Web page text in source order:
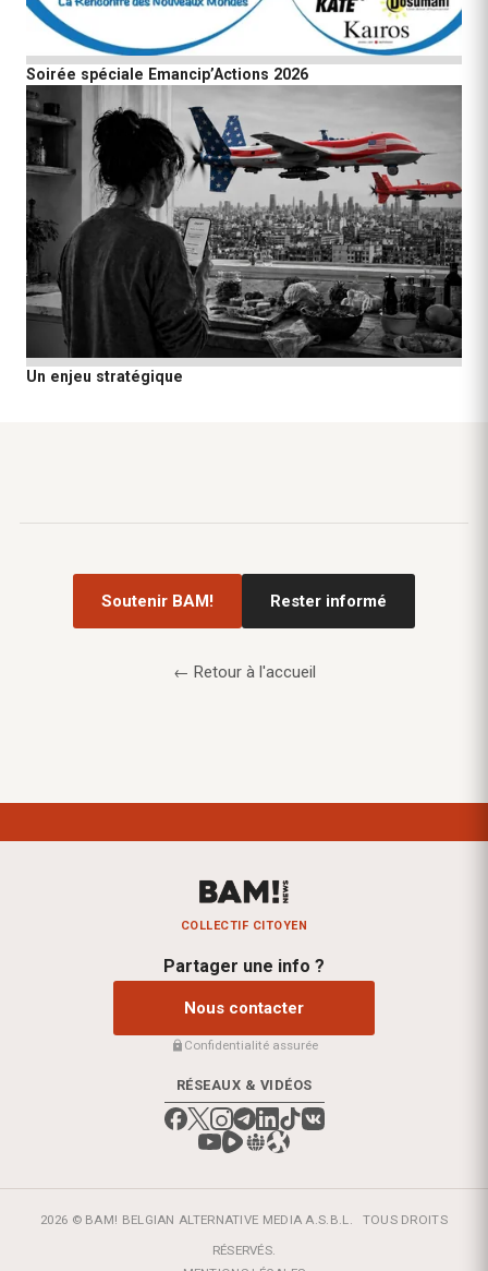
Soirée spéciale Emancip’Actions 2026
Un enjeu stratégique
Soutenir BAM! Rester informé
← Retour à l'accueil
COLLECTIF CITOYEN
Partager une info ?
Nous contacter
Confidentialité assurée
RÉSEAUX & VIDÉOS
2026 © BAM! BELGIAN ALTERNATIVE MEDIA A.S.B.L.
TOUS DROITS
RÉSERVÉS.